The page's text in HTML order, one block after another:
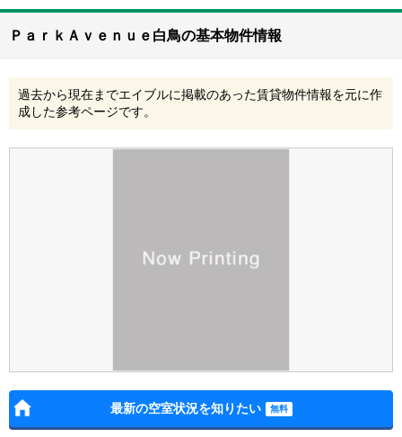
ＰａｒｋＡｖｅｎｕｅ白鳥の基本物件情報
過去から現在までエイブルに掲載のあった賃貸物件情報を元に作
成した参考ページです。
最新の空室状況を知りたい